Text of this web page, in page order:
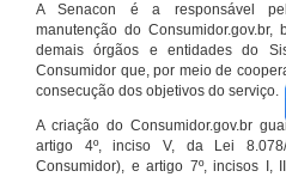
A Senacon é a responsável
manutenção do
demais órgãos e entidades do
Consumidor que, por meio de
consecução dos objetivos do serviço.
A criação do Consumidor.gov.br
artigo 4º, inciso V, da Lei
Consumidor), e artigo 7º, incisos I,